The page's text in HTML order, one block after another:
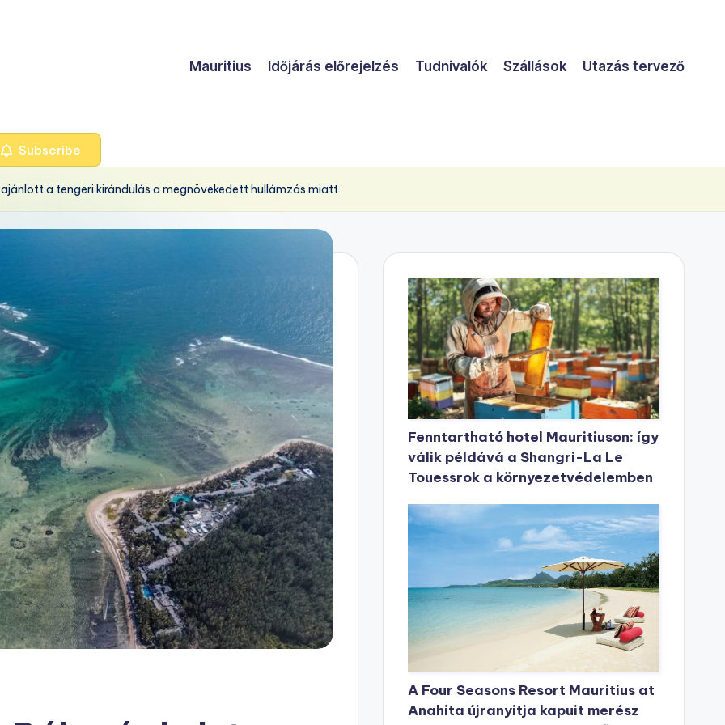
Mauritius Időjárás előrejelzés Tudnivalók Szállások Utazás tervező
Subscribe
ajánlott a tengeri kirándulás a megnövekedett hullámzás miatt
Fenntartható hotel Mauritiuson: így
válik példává a Shangri-La Le
Touessrok a környezetvédelemben
A Four Seasons Resort Mauritius at
Anahita újranyitja kapuit merész